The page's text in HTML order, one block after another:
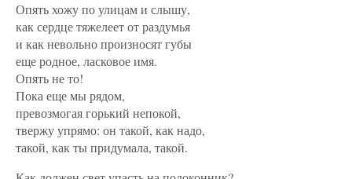
Опять хожу по улицам и слышу,
как сердце тяжелеет от раздумья
и как невольно произносят губы
еще родное, ласковое имя.
Опять не то!
Пока еще мы рядом,
превозмогая горький непокой,
твержу упрямо: он такой, как надо,
такой, как ты придумала, такой.